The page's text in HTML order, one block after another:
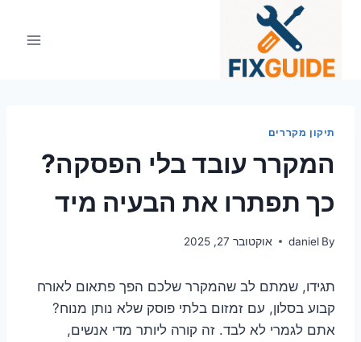
תיקון מקררים
המקרר עובד בלי הפסקה?
כך תפתרו את הבעיה מיד
By
daniel אוקטובר 27, 2025
תגידו, שמתם לב שהמקרר שלכם הפך פתאום לאורח
קבוע בסלון, עם זמזום בלתי פוסק שלא נותן מנוח?
אתם לגמרי לא לבד. זה קורה ליותר מדי אנשים,